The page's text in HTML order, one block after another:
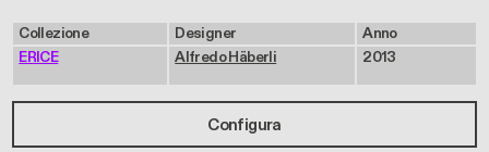
Collezione
ERICE
Designer
Alfredo Häberli
Anno
2013
Configura